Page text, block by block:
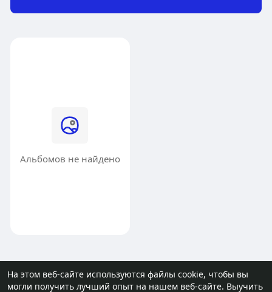
На этом веб-сайте используются файлы cookie, чтобы вы
могли получить лучший опыт на нашем веб-сайте. Выучить
Альбомов не найдено
© 2026 molodost.bz